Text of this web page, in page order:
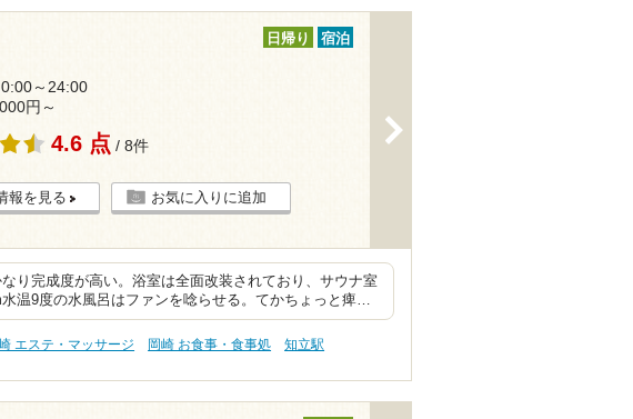
日帰り 宿泊
～24:00
円～
4.6 点 / 8件
報を見る お気に入りに追加
り完成度が高い。浴室は全面改装されており、サウナ室
温9度の水風呂はファンを唸らせる。てかちょっと痺…
エステ・マッサージ 岡崎 お食事・食事処
知立駅